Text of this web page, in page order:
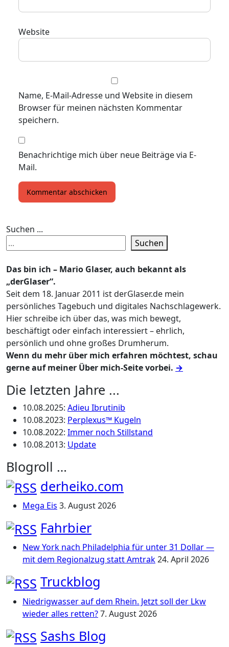
Website
Name, E-Mail-Adresse und Website in diesem
Browser für meinen nächsten Kommentar
speichern.
Benachrichtige mich über neue Beiträge via E-
Mail.
Suchen ...
Suchen
Das bin ich – Mario Glaser, auch bekannt als
„derGlaser“.
Seit dem 18. Januar 2011 ist derGlaser.de mein
persönliches Tagebuch und digitales Nachschlagewerk.
Hier schreibe ich über das, was mich bewegt,
beschäftigt oder einfach interessiert – ehrlich,
persönlich und ohne großes Drumherum.
Wenn du mehr über mich erfahren möchtest, schau
gerne auf meiner Über mich-Seite vorbei. →
Die letzten Jahre ...
10.08.2025: Adieu Ibrutinib
10.08.2023: Perplexus™ Kugeln
10.08.2022: Immer noch Stillstand
10.08.2013: Update
Blogroll …
derheiko.com
Mega Eis 3. August 2026
Fahrbier
New York nach Philadelphia für unter 31 Dollar —
mit dem Regionalzug statt Amtrak24. April 2026
Truckblog
Niedrigwasser auf dem Rhein. Jetzt soll der Lkw
wieder alles retten?7. August 2026
Sashs Blog